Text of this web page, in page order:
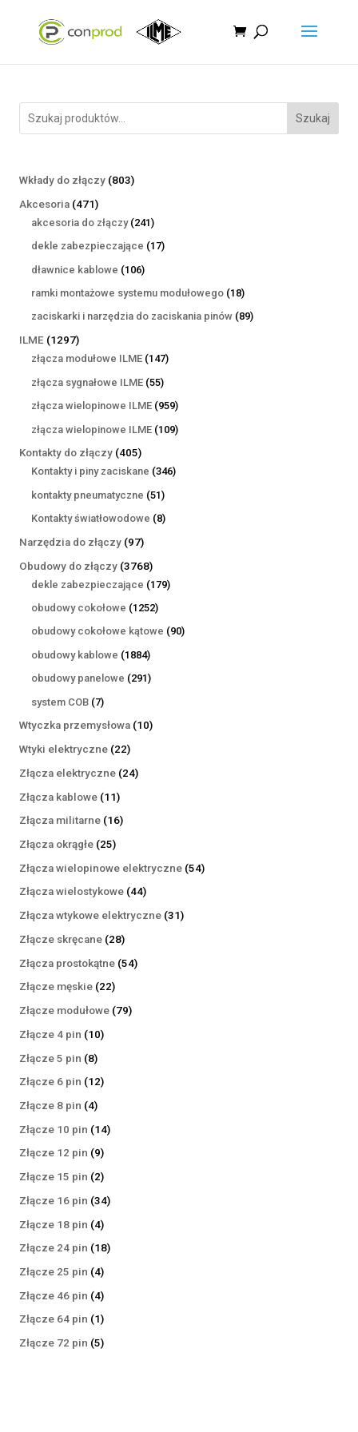
Szukaj
Wkłady do złączy 803803
Akcesoria 471471
produktów
akcesoria do złączy 241241
produktów
dekle zabezpieczające 1717
dławnice kablowe 106106
produktów
ramki montażowe systemu modułowego 1818
produktów
zaciskarki i narzędzia do zaciskania pinów 8989
ILME 12971297
produktów
złącza modułowe ILME 147147
złącza sygnałowe ILME 5555
produktów
złącza wielopinowe ILME 959959
produktów
złącza wielopinowe ILME 109109
Kontakty do złączy 405405
produktów
Kontakty i piny zaciskane 346346
kontakty pneumatyczne 5151
produktów
Kontakty światłowodowe 88
Narzędzia do złączy 9797
produktów
Obudowy do złączy 37683768
produktów
dekle zabezpieczające 179179
obudowy cokołowe 12521252
produkty
obudowy cokołowe kątowe 9090
obudowy kablowe 18841884
produkty
obudowy panelowe 291291
system COB 77
produktów
Wtyczka przemysłowa 1010
Wtyki elektryczne 2222
produkty
Złącza elektryczne 2424
Złącza kablowe 1111
produktów
Złącza militarne 1616
Złącza okrągłe 2525
produktów
Złącza wielopinowe elektryczne 5454
Złącza wielostykowe 4444
produkty
Złącza wtykowe elektryczne 3131
Złącze skręcane 2828
produktów
Złącza prostokątne 5454
Złącze męskie 2222
produkty
Złącze modułowe 7979
Złącze 4 pin 1010
Złącze 5 pin 88
produktów
Złącze 6 pin 1212
Złącze 8 pin 44
produkty
Złącze 10 pin 1414
Złącze 12 pin 99
produktów
Złącze 15 pin 22
produkty
Złącze 16 pin 3434
Złącze 18 pin 44
produkty
Złącze 24 pin 1818
Złącze 25 pin 44
produkty
Złącze 46 pin 44
produkty
Złącze 64 pin 11
produkt
Złącze 72 pin 55